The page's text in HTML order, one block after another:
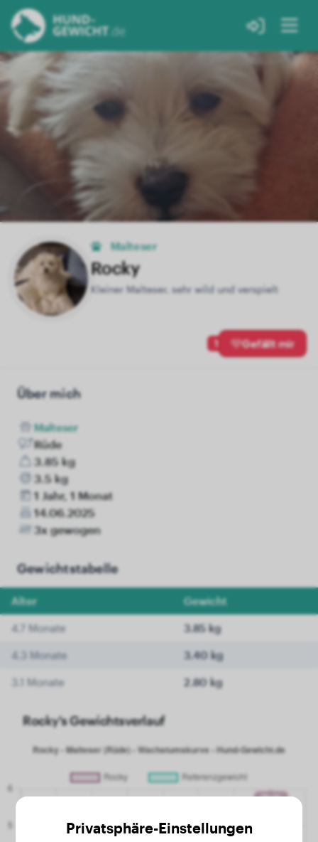
Malteser
Rocky
Kleiner Malteser, sehr wild und verspielt
1 Gefällt mir
Über mich
Malteser
Rüde
3.85 kg
3.5 kg
1 Jahr, 1 Monat
14.06.2025
3x gewogen
Gewichtstabelle
Alter Gewicht
4.7 Monate 3.85 kg
4.3 Monate 3.40 kg
3.1 Monate 2.80 kg
Rocky's Gewichtsverlauf
Privatsphäre-Einstellungen